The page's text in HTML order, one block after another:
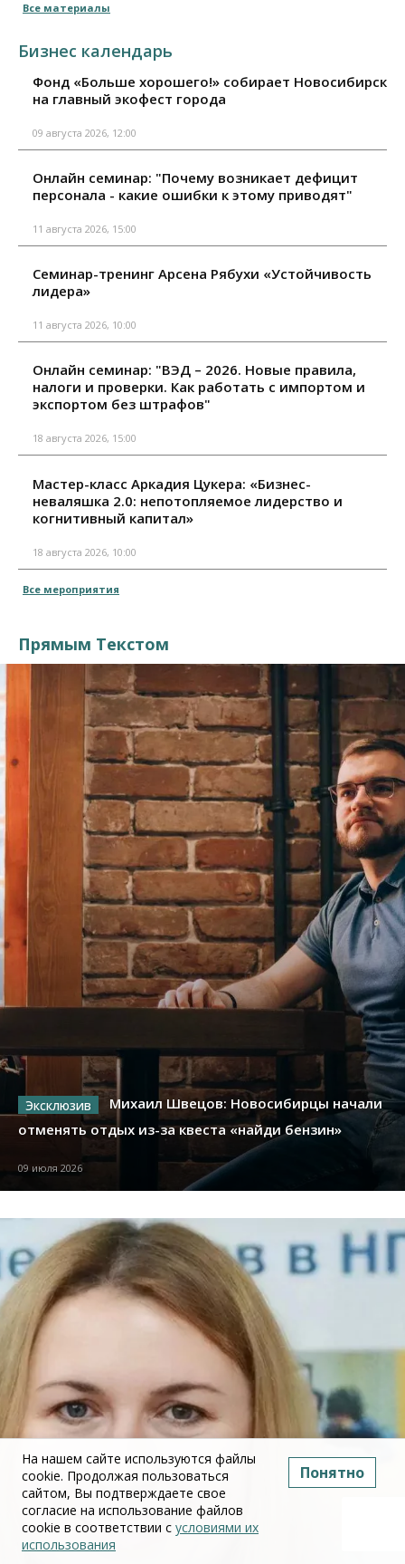
Все материалы
Бизнес календарь
Фонд «Больше хорошего!» собирает Новосибирск
на главный экофест города
09 августа 2026, 12:00
Онлайн семинар: "Почему возникает дефицит
персонала - какие ошибки к этому приводят"
11 августа 2026, 15:00
Семинар-тренинг Арсена Рябухи «Устойчивость
лидера»
11 августа 2026, 10:00
Онлайн семинар: "ВЭД – 2026. Новые правила,
налоги и проверки. Как работать с импортом и
экспортом без штрафов"
18 августа 2026, 15:00
Мастер-класс Аркадия Цукера: «Бизнес-
неваляшка 2.0: непотопляемое лидерство и
когнитивный капитал»
18 августа 2026, 10:00
Все мероприятия
Прямым Текстом
Михаил Швецов: Новосибирцы начали
отменять отдых из-за квеста «найди бензин»
09 июля 2026
На нашем сайте используются файлы
cookie. Продолжая пользоваться
сайтом, Вы подтверждаете свое
согласие на использование файлов
cookie в соответствии с условиями их
использования
Понятно